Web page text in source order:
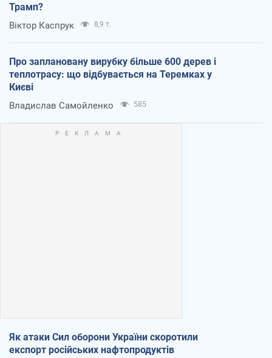
Трамп?
Віктор Каспрук 8,9 т.
Про заплановану вирубку більше 600 дерев і
теплотрасу: що відбувається на Теремках у
Києві
Владислав Самойленко 585
Як атаки Сил оборони України скоротили
експорт російських нафтопродуктів